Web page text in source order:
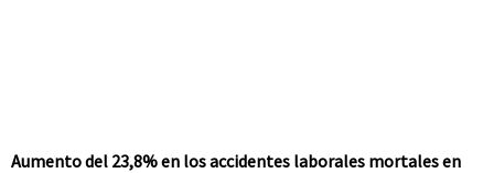
Aumento del 23,8% en los accidentes laborales mortales en